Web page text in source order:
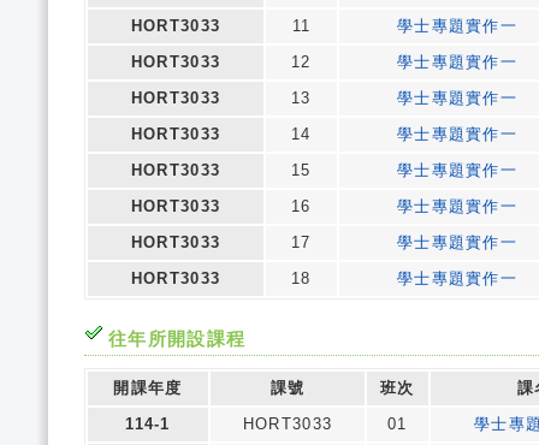
HORT3033
11
學士專題實作一
HORT3033
12
學士專題實作一
HORT3033
13
學士專題實作一
HORT3033
14
學士專題實作一
HORT3033
15
學士專題實作一
HORT3033
16
學士專題實作一
HORT3033
17
學士專題實作一
HORT3033
18 學士專題實作一
往年所開設課程
開課年度 課號 班次
課
114-1
HORT3033 01
學士專